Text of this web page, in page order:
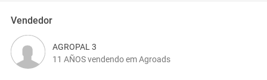
Vendedor
AGROPAL 3
11 AÑOS vendendo em Agroads